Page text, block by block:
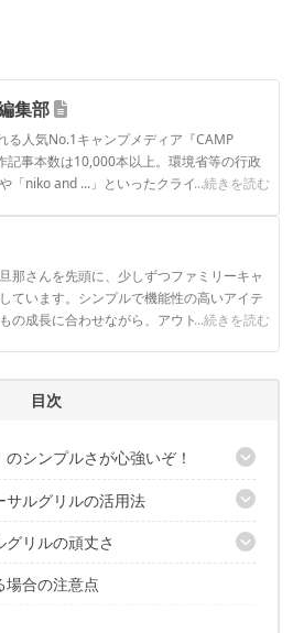
集部
る人気No.1キャンプメディア『CAMP
記事本数は10,000本以上。環境省等の行政
「niko and ...」といったクライアントとの
...続きを読む
部のプロフィール
那さんを先頭に、少しずつファミリーキャ
ています。シンプルで機能性の高いアイテ
の成長に合わせながら、アウトドアを楽し
...続きを読む
目次
のシンプルさが心強いぞ！
も強い
サルグリルの活用法
て
ルとしても
リルの頑丈さ
れる耐荷重
場合の注意点